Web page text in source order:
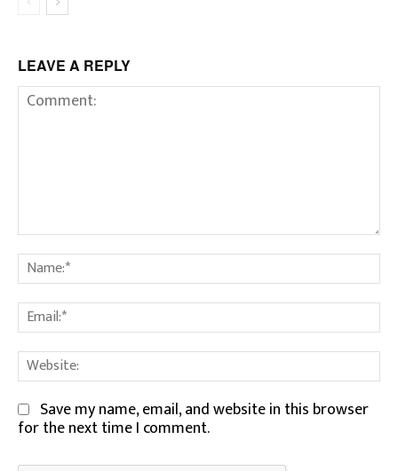
LEAVE A REPLY
Comment:
Save my name, email, and website in this browser
for the next time I comment.